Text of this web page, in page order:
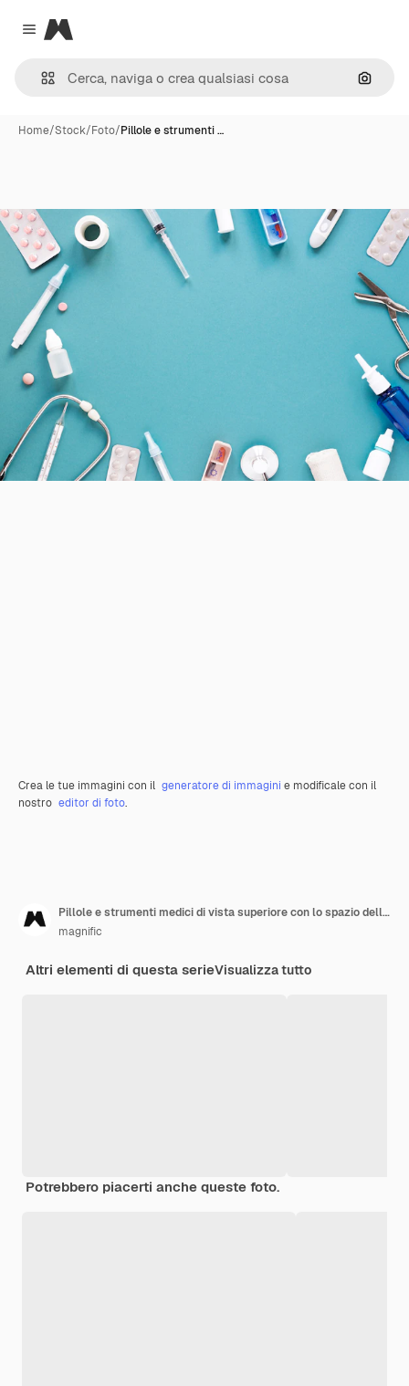
Close menu
Magnific
Cerca
Home/Stock/Foto/Pillole e strumenti …
Crea le tue immagini con il generatore di immagini e modificale con il
nostro editor di foto.
Pillole e strumenti medici di vista superiore con lo spazio della copia
magnific
Altri elementi di questa serieVisualizza tutto
Potrebbero piacerti anche queste foto.